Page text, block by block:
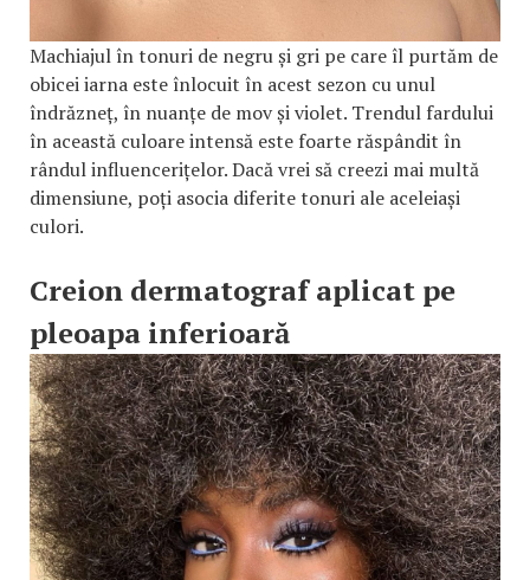
Machiajul în tonuri de negru și gri pe care îl purtăm de
obicei iarna este înlocuit în acest sezon cu unul
îndrăzneț, în nuanțe de mov și violet. Trendul fardului
în această culoare intensă este foarte răspândit în
rândul influencerițelor. Dacă vrei să creezi mai multă
dimensiune, poți asocia diferite tonuri ale aceleiași
culori.
Creion dermatograf aplicat pe
pleoapa inferioară